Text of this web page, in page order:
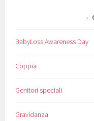
BabyLoss Awareness Day
Coppia
Genitori speciali
Gravidanza